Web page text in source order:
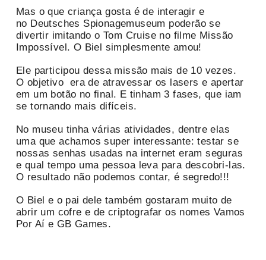
Mas o que criança gosta é de interagir e
no Deutsches Spionagemuseum poderão se
divertir imitando o Tom Cruise no filme Missão
Impossível. O Biel simplesmente amou!
Ele participou dessa missão mais de 10 vezes.
O objetivo era de atravessar os lasers e apertar
em um botão no final. E tinham 3 fases, que iam
se tornando mais difíceis.
No museu tinha várias atividades, dentre elas
uma que achamos super interessante: testar se
nossas senhas usadas na internet eram seguras
e qual tempo uma pessoa leva para descobri-las.
O resultado não podemos contar, é segredo!!!
O Biel e o pai dele também gostaram muito de
abrir um cofre e de criptografar os nomes Vamos
Por Aí e GB Games.